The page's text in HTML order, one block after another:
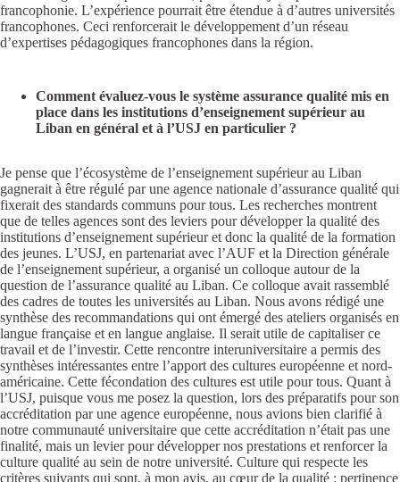
francophonie. L’expérience pourrait être étendue à d’autres universités
francophones. Ceci renforcerait le développement d’un réseau
d’expertises pédagogiques francophones dans la région.
Comment évaluez-vous le système assurance qualité mis en
place dans les institutions d’enseignement supérieur au
Liban en général et à l’USJ en particulier ?
Je pense que l’écosystème de l’enseignement supérieur au Liban
gagnerait à être régulé par une agence nationale d’assurance qualité qui
fixerait des standards communs pour tous. Les recherches montrent
que de telles agences sont des leviers pour développer la qualité des
institutions d’enseignement supérieur et donc la qualité de la formation
des jeunes. L’USJ, en partenariat avec l’AUF et la Direction générale
de l’enseignement supérieur, a organisé un colloque autour de la
question de l’assurance qualité au Liban. Ce colloque avait rassemblé
des cadres de toutes les universités au Liban. Nous avons rédigé une
synthèse des recommandations qui ont émergé des ateliers organisés en
langue française et en langue anglaise. Il serait utile de capitaliser ce
travail et de l’investir. Cette rencontre interuniversitaire a permis des
synthèses intéressantes entre l’apport des cultures européenne et nord-
américaine. Cette fécondation des cultures est utile pour tous. Quant à
l’USJ, puisque vous me posez la question, lors des préparatifs pour son
accréditation par une agence européenne, nous avions bien clarifié à
notre communauté universitaire que cette accréditation n’était pas une
finalité, mais un levier pour développer nos prestations et renforcer la
culture qualité au sein de notre université. Culture qui respecte les
critères suivants qui sont, à mon avis, au cœur de la qualité : pertinence